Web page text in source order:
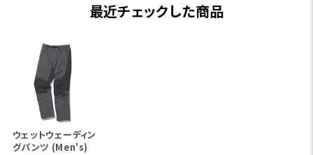
最近チェックした商品
ウェットウェーディン
グパンツ (Men's)